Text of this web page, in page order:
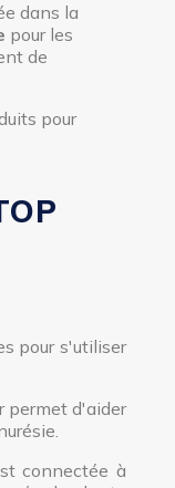
dans la
pour les
de
pour
pour s'utiliser
permet d'aider
connectée à